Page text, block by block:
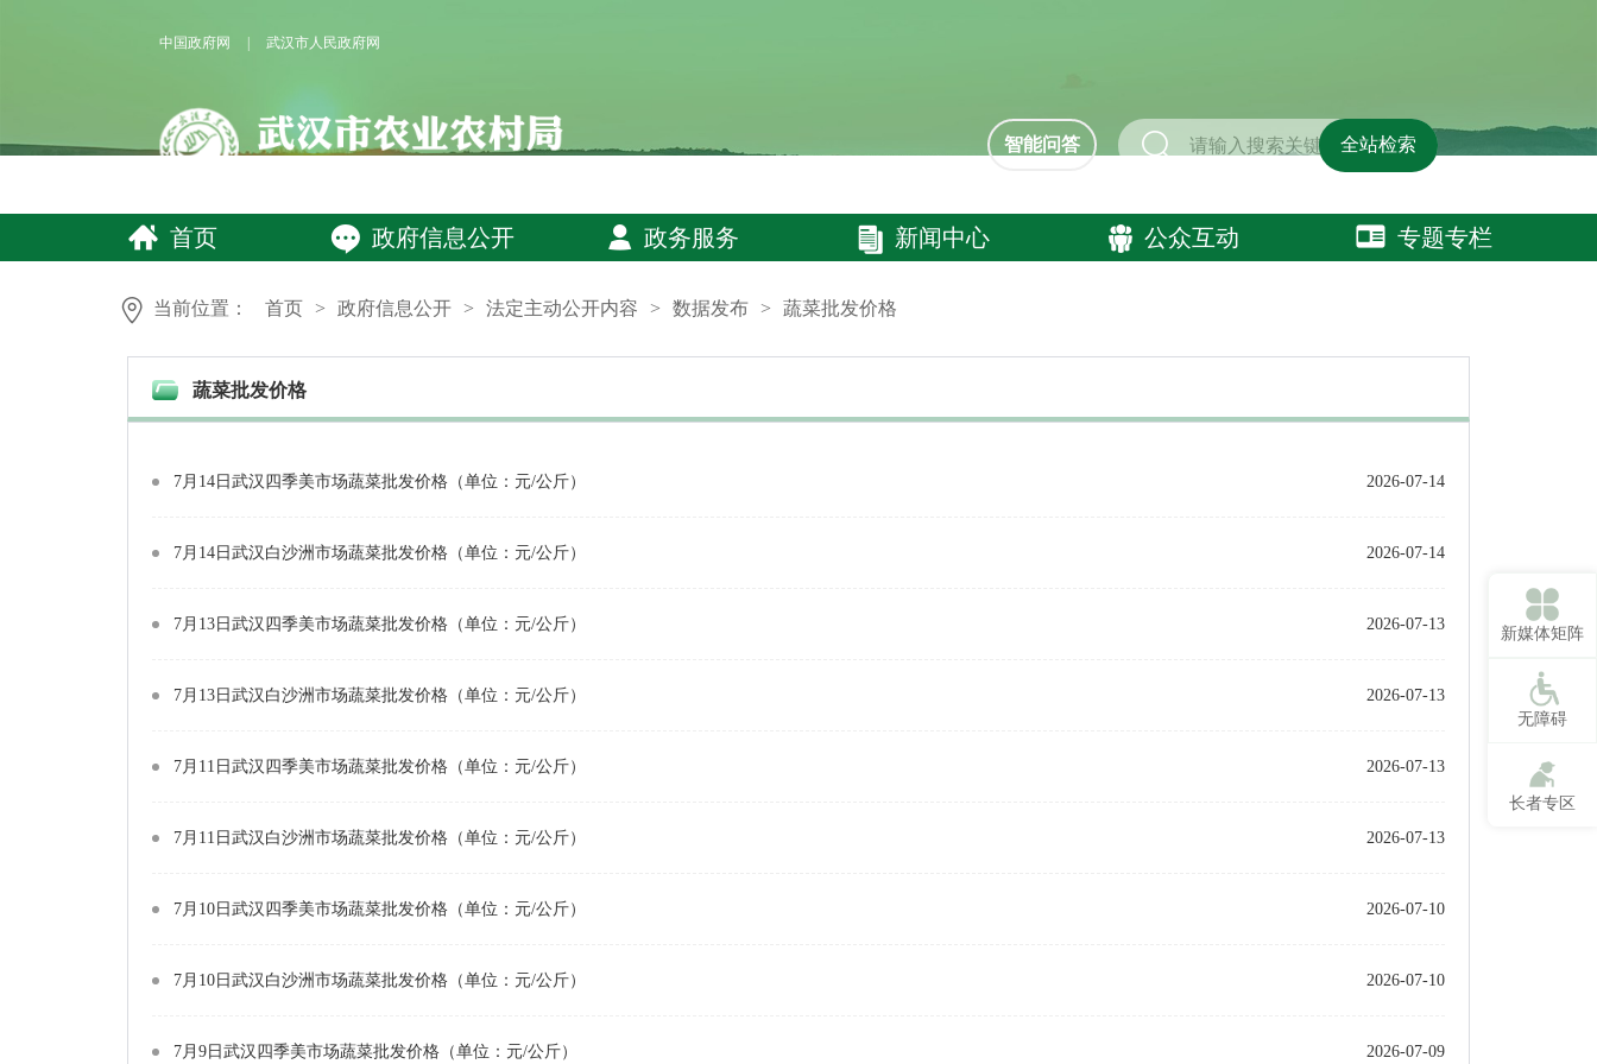
中国政府网 武汉市人民政府网
智能问答 全站检索
首页 政府信息公开 政务服务 新闻中心 公众互动 专题专栏
当前位置： 首页 > 政府信息公开 > 法定主动公开内容 > 数据发布 > 蔬菜批发价格
蔬菜批发价格
7月14日武汉四季美市场蔬菜批发价格（单位：元/公斤） 2026-07-14
7月14日武汉白沙洲市场蔬菜批发价格（单位：元/公斤） 2026-07-14
7月13日武汉四季美市场蔬菜批发价格（单位：元/公斤） 2026-07-13
7月13日武汉白沙洲市场蔬菜批发价格（单位：元/公斤） 2026-07-13
7月11日武汉四季美市场蔬菜批发价格（单位：元/公斤） 2026-07-13
7月11日武汉白沙洲市场蔬菜批发价格（单位：元/公斤） 2026-07-13
7月10日武汉四季美市场蔬菜批发价格（单位：元/公斤） 2026-07-10
7月10日武汉白沙洲市场蔬菜批发价格（单位：元/公斤） 2026-07-10
7月9日武汉四季美市场蔬菜批发价格（单位：元/公斤） 2026-07-09
新媒体矩阵
无障碍
长者专区